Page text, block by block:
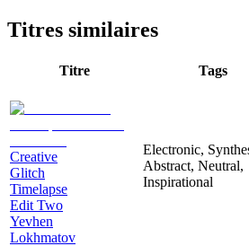
Titres similaires
Titre Tags
Creative
Glitch
Timelapse
Edit Two
Yevhen
Lokhmatov
Electronic,
Abstract, Neutral,
Inspirational